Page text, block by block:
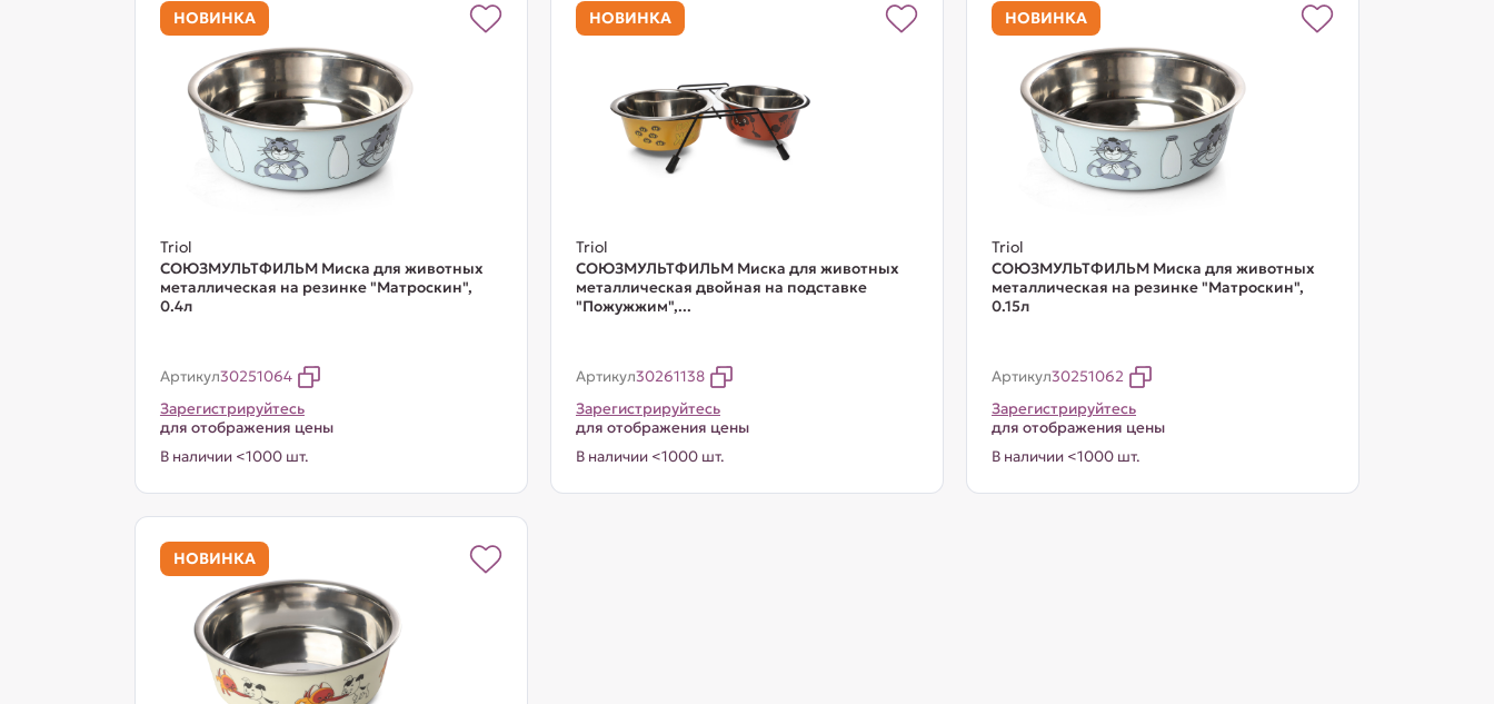
НОВИНКА
Triol
СОЮЗМУЛЬТФИЛЬМ Миска для животных
металлическая на резинке "Матроскин",
0.4л
Артикул30251064
Зарегистрируйтесь
для отображения цены
В наличии <1000 шт.
НОВИНКА
Triol
СОЮЗМУЛЬТФИЛЬМ Миска для животных
металлическая двойная на подставке
"Пожужжим",...
Артикул30261138
Зарегистрируйтесь
для отображения цены
В наличии <1000 шт.
НОВИНКА
Triol
СОЮЗМУЛЬТФИЛЬМ Миска для животных
металлическая на резинке "Матроскин",
0.15л
Артикул30251062
Зарегистрируйтесь
для отображения цены
В наличии <1000 шт.
НОВИНКА